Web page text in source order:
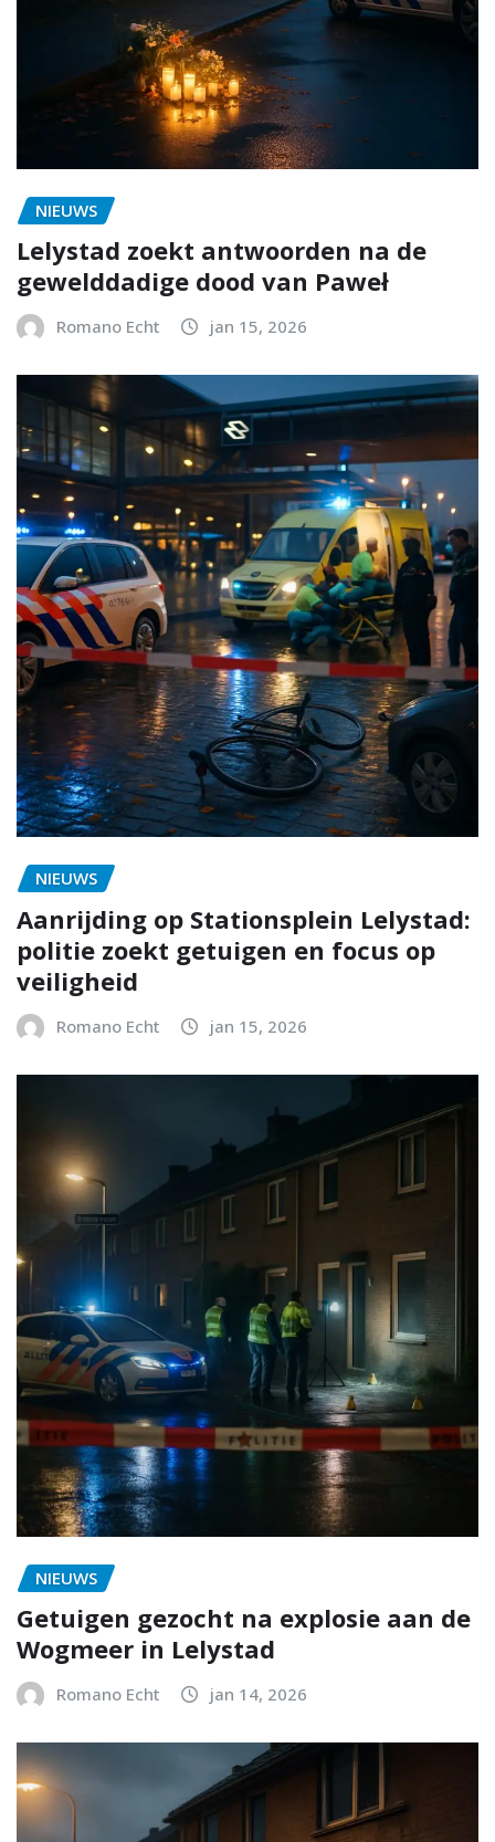
NIEUWS
Lelystad zoekt antwoorden na de
gewelddadige dood van Paweł
Romano Echt jan 15, 2026
NIEUWS
Aanrijding op Stationsplein Lelystad:
politie zoekt getuigen en focus op
veiligheid
Romano Echt jan 15, 2026
NIEUWS
Getuigen gezocht na explosie aan de
Wogmeer in Lelystad
Romano Echt jan 14, 2026